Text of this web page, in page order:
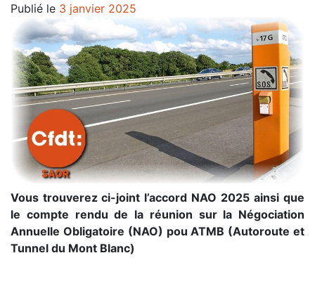
Publié le 3 janvier 2025
Vous trouverez ci-joint l’accord NAO 2025 ainsi que
le compte rendu de la réunion sur la Négociation
Annuelle Obligatoire (NAO) pou ATMB (Autoroute et
Tunnel du Mont Blanc)